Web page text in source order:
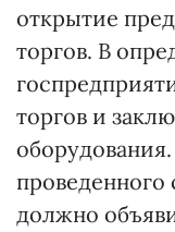
открытие
торгов. В
торгов и
проведенного
должно